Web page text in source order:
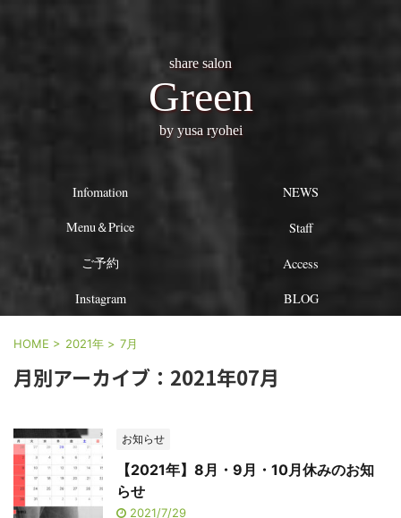
share salon
Green
by yusa ryohei
Infomation NEWS
Menu＆Price Staff
ご予約 Access
Instagram BLOG
HOME > 2021年 > 7月
月別アーカイブ：2021年07月
お知らせ
【2021年】8月・9月・10月休みのお知
らせ
2021/7/29